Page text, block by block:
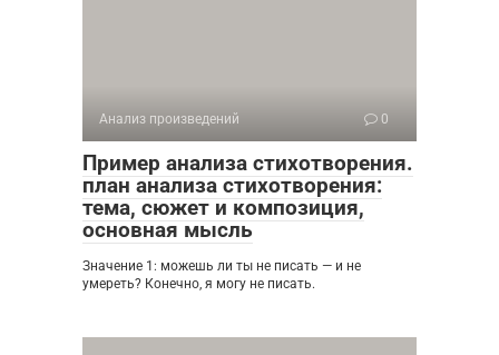
Анализ произведений 0
Пример анализа стихотворения.
план анализа стихотворения:
тема, сюжет и композиция,
основная мысль
Значение 1: можешь ли ты не писать — и не
умереть? Конечно, я могу не писать.